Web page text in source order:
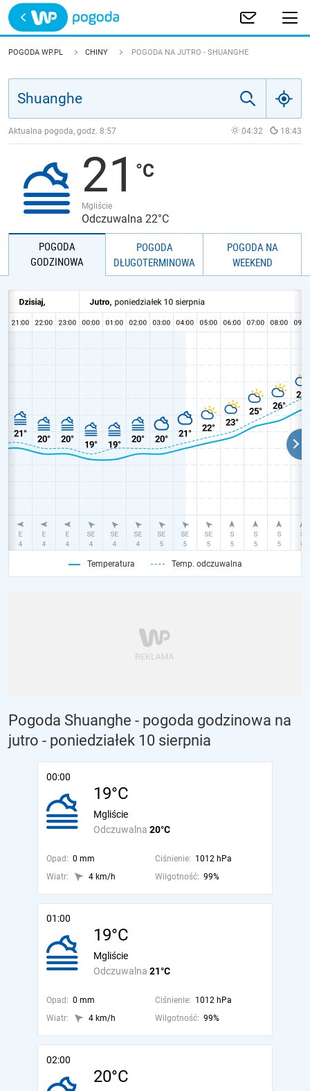
Trwa ładowanie
POLSKA
JAKOŚĆ POWIETRZA
POGODA WP.PL CHINY POGODA NA JUTRO - SHUANGHE
Aktualna pogoda, godz. 8:57 04:32 18:43
21
Mgliście
Odczuwalna 22°C
POGODA
GODZINOWA
POGODA
DŁUGOTERMINOWA
POGODA NA
WEEKEND
Temperatura Temp. odczuwalna
Pogoda Shuanghe - pogoda godzinowa na
jutro - poniedziałek 10 sierpnia
00:00
19°C
Odczuwalna 20°C
Mgliście
Opad: 0 mm Ciśnienie: 1012 hPa
Wiatr:
4 km/h Wilgotność: 99%
01:00
19°C
Odczuwalna 21°C
Mgliście
Opad: 0 mm Ciśnienie: 1012 hPa
Wiatr:
4 km/h Wilgotność: 99%
02:00
20°C